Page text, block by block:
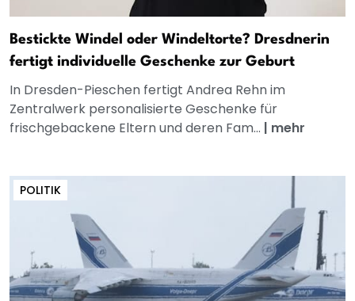
Bestickte Windel oder Windeltorte? Dresdnerin
fertigt individuelle Geschenke zur Geburt
In Dresden-Pieschen fertigt Andrea Rehn im
Zentralwerk personalisierte Geschenke für
frischgebackene Eltern und deren Fam... | mehr
POLITIK